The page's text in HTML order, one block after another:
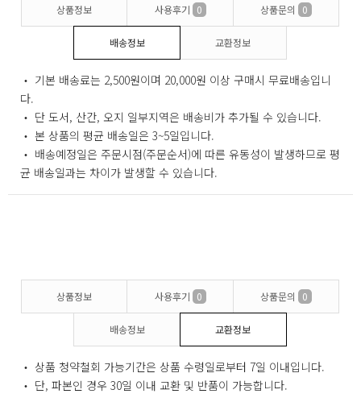
상품정보 사용후기 0 상품문의 0
배송정보 교환정보
‧ 기본 배송료는 2,500원이며 20,000원 이상 구매시 무료배송입니
다.
‧ 단 도서, 산간, 오지 일부지역은 배송비가 추가될 수 있습니다.
‧ 본 상품의 평균 배송일은 3~5일입니다.
‧ 배송예정일은 주문시점(주문순서)에 따른 유동성이 발생하므로 평
균 배송일과는 차이가 발생할 수 있습니다.
상품정보 사용후기 0 상품문의 0
배송정보 교환정보
‧ 상품 청약철회 가능기간은 상품 수령일로부터 7일 이내입니다.
‧ 단, 파본인 경우 30일 이내 교환 및 반품이 가능합니다.